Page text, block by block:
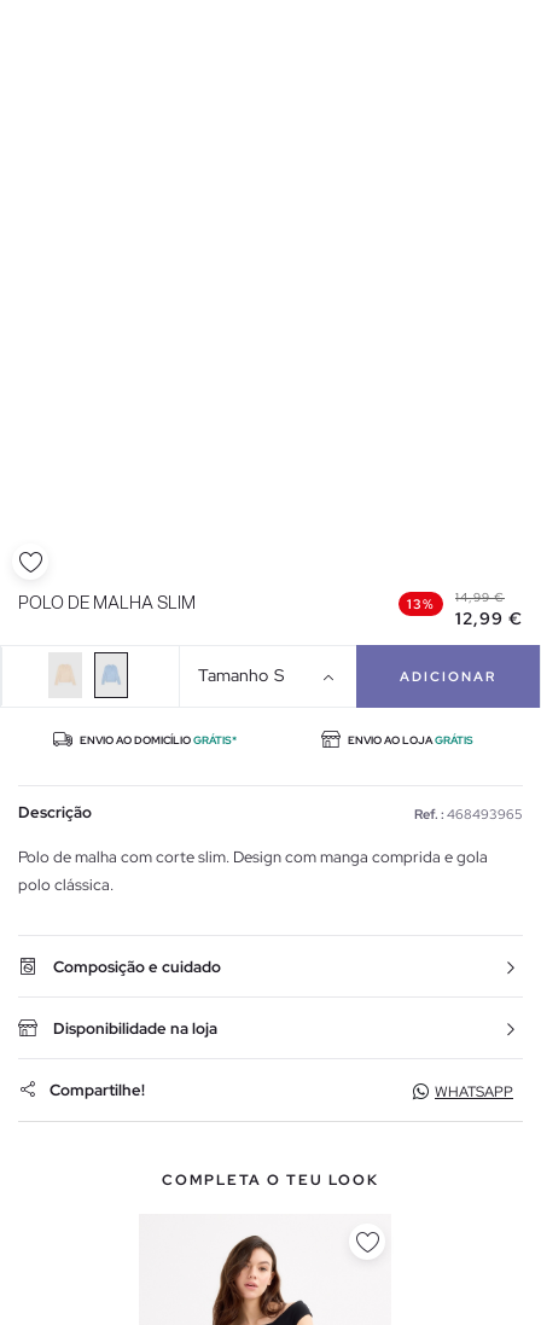
POLO DE MALHA SLIM 13% 14,99 €
12,99 €
Tamanho S ADICIONAR
ENVIO AO DOMICÍLIOGRÁTIS* ENVIO AO LOJAGRÁTIS
Descrição Ref. : 468493965
Polo de malha com corte slim. Design com manga comprida e gola
polo clássica.
Composição e cuidado
Disponibilidade na loja
Compartilhe! WHATSAPP
COMPLETA O TEU LOOK